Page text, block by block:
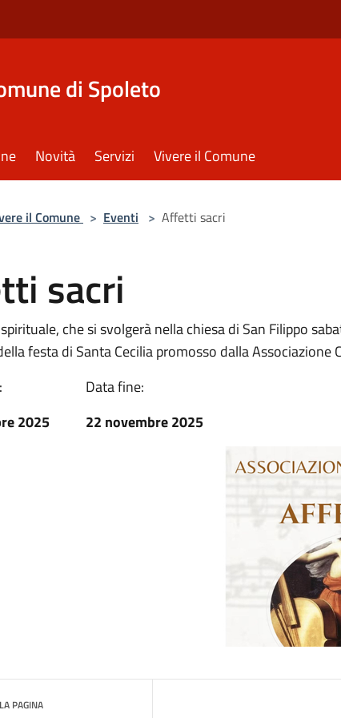
di Spoleto
Novità Servizi Vivere il Comune
il Comune > Eventi > Affetti sacri
sacri
che si svolgerà nella chiesa di San Filippo
festa di Santa Cecilia promosso dalla Associazione
2025
Data fine:
22 novembre 2025
PAGINA